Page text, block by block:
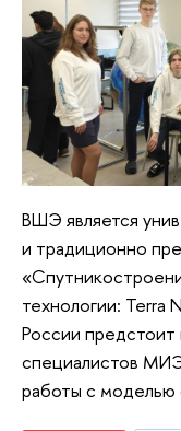
ВШЭ является
и традиционно
технологии:
России
специалистов
работы с моделью